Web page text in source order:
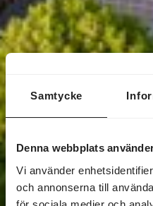
Samtycke
Denna webbplats
Vi använder
och annonserna till